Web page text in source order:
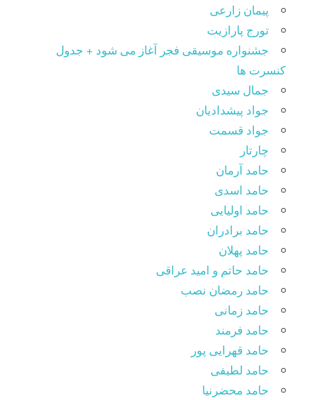
پیمان زارعی
تورج پارازیت
جشنواره موسیقی فجر آغاز می شود + جدول
کنسرت ها
جمال سیدی
جواد پیشدادیان
جواد قسمت
چارتار
حامد آرمان
حامد اسدی
حامد اولیایی
حامد برادران
حامد پهلان
حامد حاتم و امید عراقی
حامد رمضان نصب
حامد زمانی
حامد فرمند
حامد قهرایی پور
حامد لطیفی
حامد محضرنیا